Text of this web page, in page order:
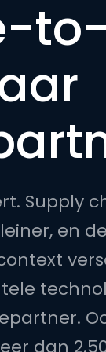
to-
Supply
en
dan